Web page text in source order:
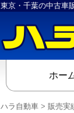
東京・千葉の中古車
ホー
ハラ自動車 > 販売実